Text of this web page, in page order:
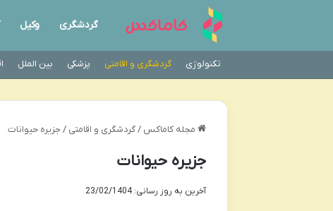
گردشگری وکیل
تکنولوژی گردشگری و اقامتی پزشکی بین الملل
مجله کاماکس / گردشگری و اقامتی / جزیره حیوانات
جزیره حیوانات
آخرین به روز رسانی: 23/02/1404